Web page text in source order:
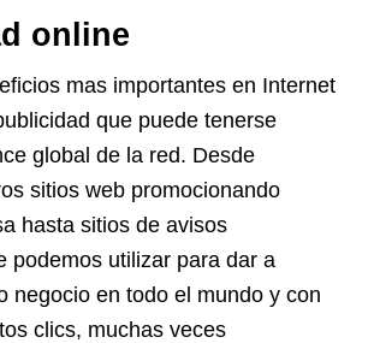
online
mas importantes en Internet
que puede tenerse
global de la red. Desde
sitios web promocionando
hasta sitios de avisos
podemos utilizar para dar a
negocio en todo el mundo y con
clics, muchas veces